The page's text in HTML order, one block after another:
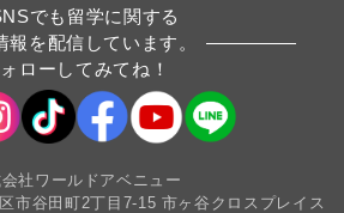
でも留学に関する
報を配信しています。
ローしてみてね！
社ワールドアベニュー
市谷田町2丁目7-15 市ヶ谷クロスプレイス